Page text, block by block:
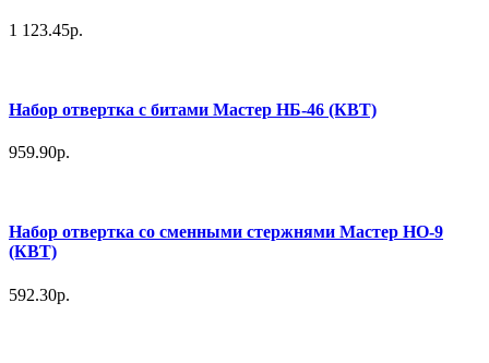
1 123.45р.
Набор отвертка с битами Мастер НБ-46 (КВТ)
959.90р.
Набор отвертка со сменными стержнями Мастер НО-9
(КВТ)
592.30р.